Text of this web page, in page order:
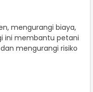
mengurangi biaya,
ini membantu petani
mengurangi risiko